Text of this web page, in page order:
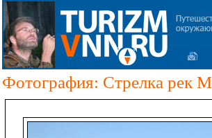
Фотография: Стрелка рек